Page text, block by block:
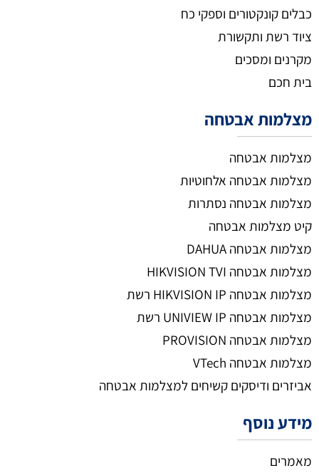
כבלים קונקטורים וספקי כח
ציוד רשת ותקשורת
מקרנים ומסכים
בית חכם
מצלמות אבטחה
מצלמות אבטחה
מצלמות אבטחה אלחוטיות
מצלמות אבטחה נסתרות
קיט מצלמות אבטחה
מצלמות אבטחה DAHUA
מצלמות אבטחה HIKVISION TVI
מצלמות אבטחה HIKVISION IP רשת
מצלמות אבטחה UNIVIEW IP רשת
מצלמות אבטחה PROVISION
מצלמות אבטחה VTech
אביזרים ודיסקים קשיחים למצלמות אבטחה
מידע נוסף
מאמרים